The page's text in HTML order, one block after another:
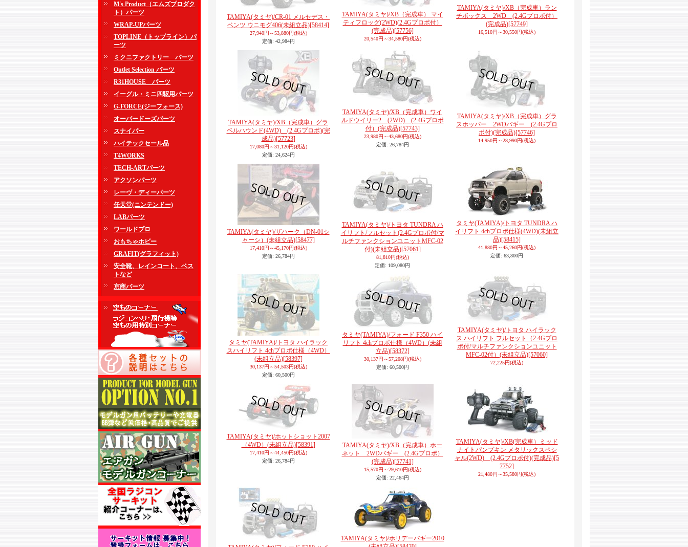
M's Product（エムズプロダク
ト）パーツ
WRAP-UPパーツ
TOPLINE（トップライン）パ
ーツ
ミクニファクトリー パーツ
Outlet Selection パーツ
R31HOUSE パーツ
イーグル・ミニ四駆用パーツ
G-FORCE(ジーフォース)
オーバードーズパーツ
スナイパー
ハイテックセール品
T4WORKS
TECH-ARTパーツ
アクソンパーツ
レーヴ・ディーパーツ
任天堂(ニンテンドー)
LABパーツ
ワールドプロ
おもちゃホビー
GRAFIT(グラフィット)
安全靴、レインコート、ベス
トなど
京商パーツ
TAMIYA(タミヤ)/CR-01 メルセデス・
ベンツ ウニモグ406(未組立品)[58414]
27,940円～53,880円(税込)
定価: 42,984円
TAMIYA(タミヤ)/XB（完成車） マイ
ティフロッグ(2WD)(2.4Gプロポ付）
(完成品)[57756]
20,540円～34,580円(税込)
TAMIYA(タミヤ)/XB（完成車）ラン
チボックス 2WD (2.4Gプロポ付）
(完成品)[57749]
16,510円～30,550円(税込)
TAMIYA(タミヤ)/XB（完成車）グラ
ベルハウンド(4WD) (2.4Gプロポ)(完
成品)[57723]
17,080円～31,120円(税込)
定価: 24,624円
TAMIYA(タミヤ)/XB（完成車）ワイ
ルドウイリー2 (2WD) (2.4Gプロポ
付）(完成品)[57743]
23,980円～43,680円(税込)
定価: 26,784円
TAMIYA(タミヤ)/XB（完成車）グラ
スホッパー 2WDバギー (2.4Gプロ
ポ付)(完成品)[57746]
14,950円～28,990円(税込)
TAMIYA(タミヤ)/ザハーク（DN-01シ
ャーシ）(未組立品)[58477]
17,410円～45,170円(税込)
定価: 26,784円
TAMIYA(タミヤ)/トヨタ TUNDRA ハ
イリフト/フルセット(2.4Gプロポ付/マ
ルチファンクションユニットMFC-02
付)(未組立品)[57061]
81,810円(税込)
定価: 109,080円
タミヤ(TAMIYA)/トヨタ TUNDRA ハ
イリフト 4chプロポ仕様(4WD)(未組立
品)[58415]
41,880円～45,260円(税込)
定価: 63,800円
タミヤ(TAMIYA)/トヨタ ハイラック
スハイリフト 4chプロポ仕様（4WD）
(未組立品)[58397]
30,137円～54,503円(税込)
定価: 60,500円
タミヤ(TAMIYA)/フォード F350 ハイ
リフト 4chプロポ仕様（4WD）(未組
立品)[58372]
30,137円～57,208円(税込)
定価: 60,500円
TAMIYA(タミヤ)/トヨタ ハイラック
ス ハイリフト フルセット（2.4Gプロ
ポ付/マルチファンクションユニット
MFC-02付）(未組立品)[57060]
72,225円(税込)
TAMIYA(タミヤ)/ホットショット2007
（4WD）(未組立品)[58391]
17,410円～44,450円(税込)
定価: 26,784円
TAMIYA(タミヤ)/XB（完成車）ホー
ネット 2WDバギー (2.4Gプロポ）
(完成品)[57741]
15,570円～29,610円(税込)
定価: 22,464円
TAMIYA(タミヤ)/XB(完成車）ミッド
ナイトパンプキン メタリックスペシ
ャル(2WD) (2.4Gプロポ付)(完成品)[5
7752]
21,480円～35,580円(税込)
TAMIYA(タミヤ)/ホリデーバギー2010